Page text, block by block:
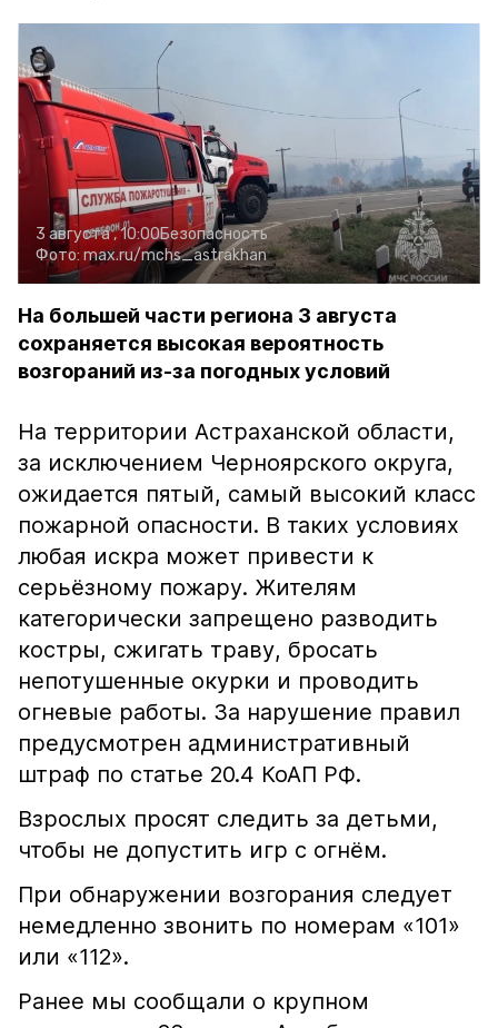
3 августа , 10:00Безопасность
Фото: max.ru/mchs_astrakhan
На большей части региона 3 августа
сохраняется высокая вероятность
возгораний из-за погодных условий
На территории Астраханской области,
за исключением Черноярского округа,
ожидается пятый, самый высокий класс
пожарной опасности. В таких условиях
любая искра может привести к
серьёзному пожару. Жителям
категорически запрещено разводить
костры, сжигать траву, бросать
непотушенные окурки и проводить
огневые работы. За нарушение правил
предусмотрен административный
штраф по статье 20.4 КоАП РФ.
Взрослых просят следить за детьми,
чтобы не допустить игр с огнём.
При обнаружении возгорания следует
немедленно звонить по номерам «101»
или «112».
Ранее мы сообщали о крупном